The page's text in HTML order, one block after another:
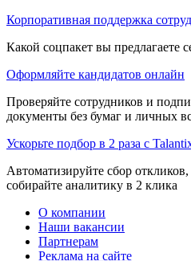
Корпоративная поддержка
Какой соцпакет вы предлагаете
Оформляйте кандидатов онлайн
Проверяйте сотрудников и
документы без бумаг и личных
Ускорьте подбор в 2 раза с
Автоматизируйте сбор
собирайте аналитику в 2 клика
О компании
Наши вакансии
Партнерам
Реклама на сайте